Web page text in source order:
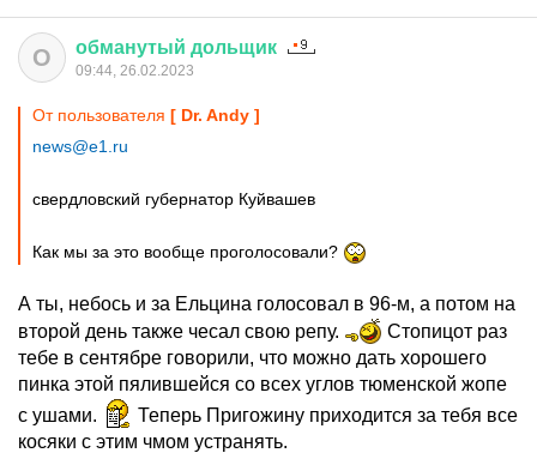
О обманутый дольщик
09:44, 26.02.2023
От пользователя [ Dr. Andy ]
news@e1.ru
свердловский губернатор Куйвашев
Как мы за это вообще проголосовали?
А ты, небось и за Ельцина голосовал в 96-м, а потом на
второй день также чесал свою репу.
Стопицот раз
тебе в сентябре говорили, что можно дать хорошего
пинка этой пялившейся со всех углов тюменской жопе
с ушами.
Теперь Пригожину приходится за тебя все
косяки с этим чмом устранять.